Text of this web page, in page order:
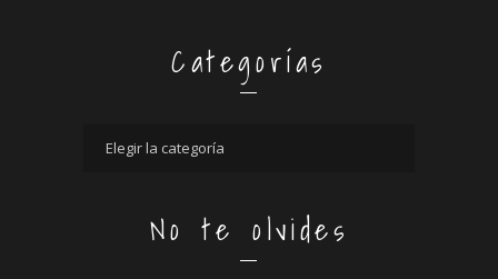
Categorías
No te olvides